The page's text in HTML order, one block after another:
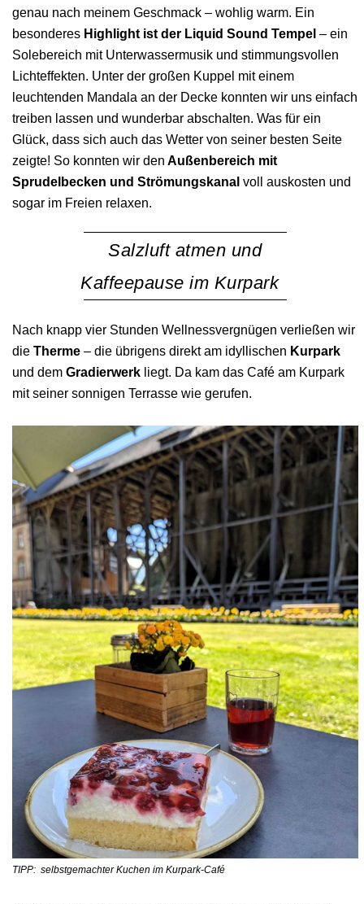
genau nach meinem Geschmack – wohlig warm. Ein
besonderes Highlight ist der Liquid Sound Tempel – ein
Solebereich mit Unterwassermusik und stimmungsvollen
Lichteffekten. Unter der großen Kuppel mit einem
leuchtenden Mandala an der Decke konnten wir uns einfach
treiben lassen und wunderbar abschalten. Was für ein
Glück, dass sich auch das Wetter von seiner besten Seite
zeigte! So konnten wir den Außenbereich mit
Sprudelbecken und Strömungskanal voll auskosten und
sogar im Freien relaxen.
Salzluft atmen und
Kaffeepause im Kurpark
Nach knapp vier Stunden Wellnessvergnügen verließen wir
die Therme – die übrigens direkt am idyllischen Kurpark
und dem Gradierwerk liegt. Da kam das Café am Kurpark
mit seiner sonnigen Terrasse wie gerufen.
TIPP: selbstgemachter Kuchen im Kurpark-Café